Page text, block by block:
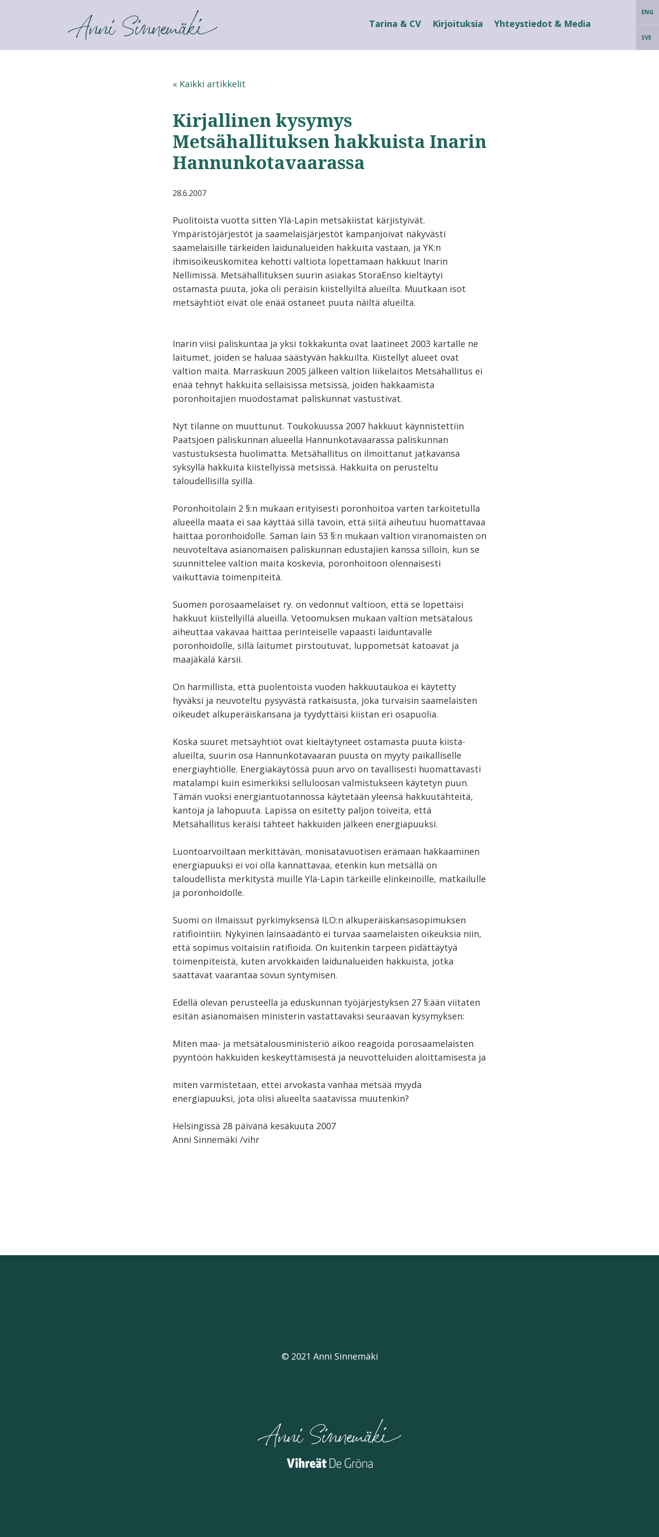
ANNI SINNEMÄKI ENG
SVE
Tarina & CV Kirjoituksia Yhteystiedot & Media
« Kaikki artikkelit
Kirjallinen kysymys
Metsähallituksen hakkuista Inarin
Hannunkotavaarassa
28.6.2007
Puolitoista vuotta sitten Ylä-Lapin metsäkiistat kärjistyivät.
Ympäristöjärjestöt ja saamelaisjärjestöt kampanjoivat näkyvästi
saamelaisille tärkeiden laidunalueiden hakkuita vastaan, ja YK:n
ihmisoikeuskomitea kehotti valtiota lopettamaan hakkuut Inarin
Nellimissä. Metsähallituksen suurin asiakas StoraEnso kieltäytyi
ostamasta puuta, joka oli peräisin kiistellyiltä alueilta. Muutkaan isot
metsäyhtiöt eivät ole enää ostaneet puuta näiltä alueilta.
Inarin viisi paliskuntaa ja yksi tokkakunta ovat laatineet 2003 kartalle ne
laitumet, joiden se haluaa säästyvän hakkuilta. Kiistellyt alueet ovat
valtion maita. Marraskuun 2005 jälkeen valtion liikelaitos Metsähallitus ei
enää tehnyt hakkuita sellaisissa metsissä, joiden hakkaamista
poronhoitajien muodostamat paliskunnat vastustivat.
Nyt tilanne on muuttunut. Toukokuussa 2007 hakkuut käynnistettiin
Paatsjoen paliskunnan alueella Hannunkotavaarassa paliskunnan
vastustuksesta huolimatta. Metsähallitus on ilmoittanut jatkavansa
syksyllä hakkuita kiistellyissä metsissä. Hakkuita on perusteltu
taloudellisilla syillä.
Poronhoitolain 2 §:n mukaan erityisesti poronhoitoa varten tarkoitetulla
alueella maata ei saa käyttää sillä tavoin, että siitä aiheutuu huomattavaa
haittaa poronhoidolle. Saman lain 53 §:n mukaan valtion viranomaisten on
neuvoteltava asianomaisen paliskunnan edustajien kanssa silloin, kun se
suunnittelee valtion maita koskevia, poronhoitoon olennaisesti
vaikuttavia toimenpiteitä.
Suomen porosaamelaiset ry. on vedonnut valtioon, että se lopettaisi
hakkuut kiistellyillä alueilla. Vetoomuksen mukaan valtion metsätalous
aiheuttaa vakavaa haittaa perinteiselle vapaasti laiduntavalle
poronhoidolle, sillä laitumet pirstoutuvat, luppometsät katoavat ja
maajäkälä kärsii.
On harmillista, että puolentoista vuoden hakkuutaukoa ei käytetty
hyväksi ja neuvoteltu pysyvästä ratkaisusta, joka turvaisin saamelaisten
oikeudet alkuperäiskansana ja tyydyttäisi kiistan eri osapuolia.
Koska suuret metsäyhtiöt ovat kieltäytyneet ostamasta puuta kiista-
alueilta, suurin osa Hannunkotavaaran puusta on myyty paikalliselle
energiayhtiölle. Energiakäytössä puun arvo on tavallisesti huomattavasti
matalampi kuin esimerkiksi selluloosan valmistukseen käytetyn puun.
Tämän vuoksi energiantuotannossa käytetään yleensä hakkuutähteitä,
kantoja ja lahopuuta. Lapissa on esitetty paljon toiveita, että
Metsähallitus keräisi tähteet hakkuiden jälkeen energiapuuksi.
Luontoarvoiltaan merkittävän, monisatavuotisen erämaan hakkaaminen
energiapuuksi ei voi olla kannattavaa, etenkin kun metsällä on
taloudellista merkitystä muille Ylä-Lapin tärkeille elinkeinoille, matkailulle
ja poronhoidolle.
Suomi on ilmaissut pyrkimyksensä ILO:n alkuperäiskansasopimuksen
ratifiointiin. Nykyinen lainsäädäntö ei turvaa saamelaisten oikeuksia niin,
että sopimus voitaisiin ratifioida. On kuitenkin tarpeen pidättäytyä
toimenpiteistä, kuten arvokkaiden laidunalueiden hakkuista, jotka
saattavat vaarantaa sovun syntymisen.
Edellä olevan perusteella ja eduskunnan työjärjestyksen 27 §:ään viitaten
esitän asianomaisen ministerin vastattavaksi seuraavan kysymyksen:
Miten maa- ja metsätalousministeriö aikoo reagoida porosaamelaisten
pyyntöön hakkuiden keskeyttämisestä ja neuvotteluiden aloittamisesta ja
miten varmistetaan, ettei arvokasta vanhaa metsää myydä
energiapuuksi, jota olisi alueelta saatavissa muutenkin?
Helsingissä 28 päivänä kesäkuuta 2007
Anni Sinnemäki /vihr
© 2021 Anni Sinnemäki